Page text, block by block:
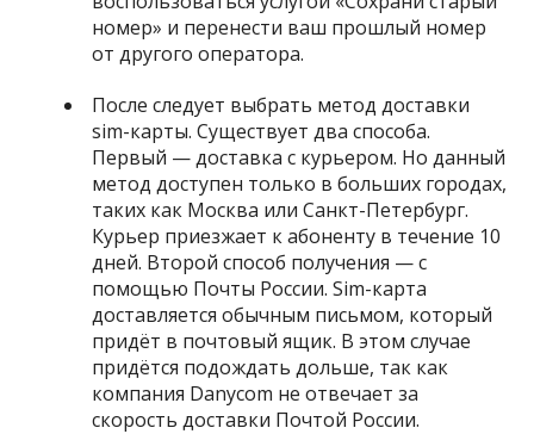
номер» и перенести ваш прошлый номер
от другого оператора.
После следует выбрать метод доставки
sim-карты. Существует два способа.
Первый — доставка с курьером. Но данный
метод доступен только в больших городах,
таких как Москва или Санкт-Петербург.
Курьер приезжает к абоненту в течение 10
дней. Второй способ получения — с
помощью Почты России. Sim-карта
доставляется обычным письмом, который
придёт в почтовый ящик. В этом случае
придётся подождать дольше, так как
компания Danycom не отвечает за
скорость доставки Почтой России.